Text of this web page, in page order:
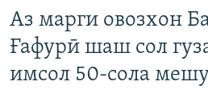
Аз марги овозхон
Ғафурӣ шаш сол
имсол 50-сола